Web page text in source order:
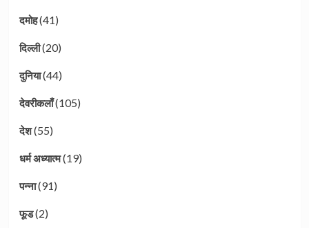
दमोह(41)
दिल्ली(20)
दुनिया(44)
देवरीकलाँ(105)
देश(55)
धर्म अध्यात्म(19)
पन्ना(91)
फूड(2)